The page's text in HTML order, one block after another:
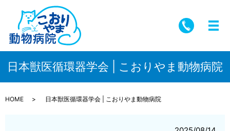
メ
日本獣医循環器学会 | こおりやま動物病院
HOME 日本獣医循環器学会 | こおりやま動物病院